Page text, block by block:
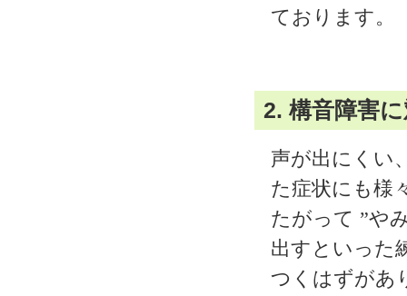
ております。
2. 構音障害
声が出にくい
た症状にも様
たがって ”や
出すといった
つくはずがあ